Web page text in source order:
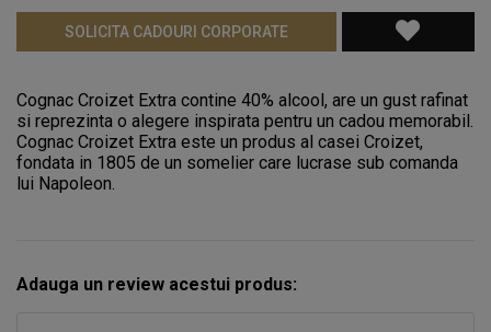
SOLICITA CADOURI CORPORATE
Cognac Croizet Extra contine 40% alcool, are un gust rafinat
si reprezinta o alegere inspirata pentru un cadou memorabil.
Cognac Croizet Extra este un produs al casei Croizet,
fondata in 1805 de un somelier care lucrase sub comanda
lui Napoleon.
Adauga un review acestui produs: